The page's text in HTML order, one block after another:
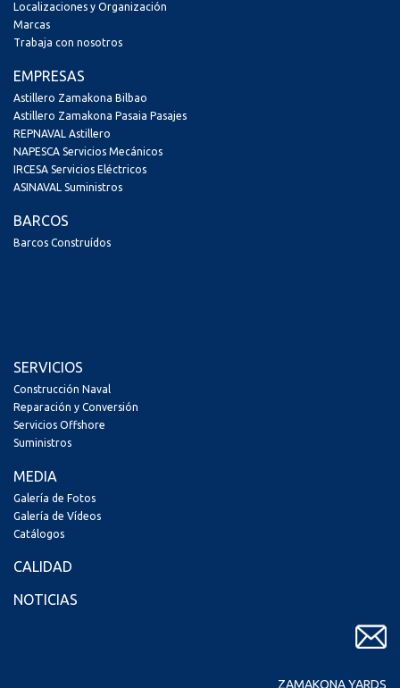
Localizaciones y Organización
Marcas
Trabaja con nosotros
EMPRESAS
Astillero Zamakona Bilbao
Astillero Zamakona Pasaia Pasajes
REPNAVAL Astillero
NAPESCA Servicios Mecánicos
IRCESA Servicios Eléctricos
ASINAVAL Suministros
BARCOS
Barcos Construídos
SERVICIOS
Construcción Naval
Reparación y Conversión
Servicios Offshore
Suministros
MEDIA
Galería de Fotos
Galería de Vídeos
Catálogos
CALIDAD
NOTICIAS
ZAMAKONA YARDS